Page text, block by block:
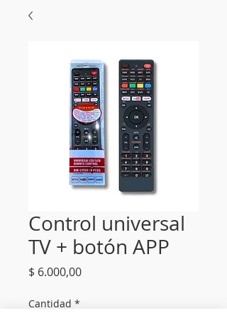
Control universal
TV + botón APP
$ 6.000,00Precio
Cantidad *